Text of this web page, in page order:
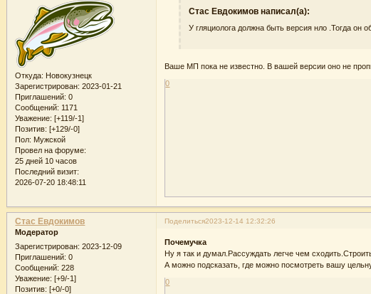
Откуда: Новокузнецк
Зарегистрирован: 2023-01-21
Приглашений: 0
Сообщений: 1171
Уважение: [+119/-1]
Позитив: [+129/-0]
Пол: Мужской
Провел на форуме:
25 дней 10 часов
Последний визит:
2026-07-20 18:48:11
Стас Евдокимов написал(а):
У гляциолога должна быть версия нло .Тогда он
Ваше МП пока не известно. В вашей версии оно не
0
Поделиться2023-12-14 12:32:26
Стас Евдокимов
Модератор
Зарегистрирован: 2023-12-09
Приглашений: 0
Сообщений: 228
Уважение: [+9/-1]
Позитив: [+0/-0]
Почемучка
Ну я так и думал.Рассуждать легче чем
А можно подсказать, где можно посмотреть вашу
0